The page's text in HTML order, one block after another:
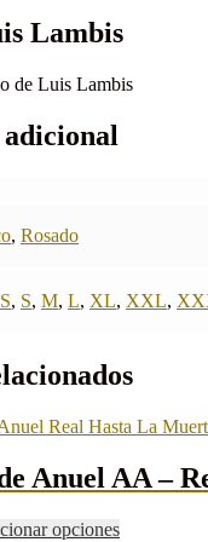
Lambis
de Luis Lambis
, Rosado
, S, M, L, XL, XXL,
Anuel AA –
opcionesEste